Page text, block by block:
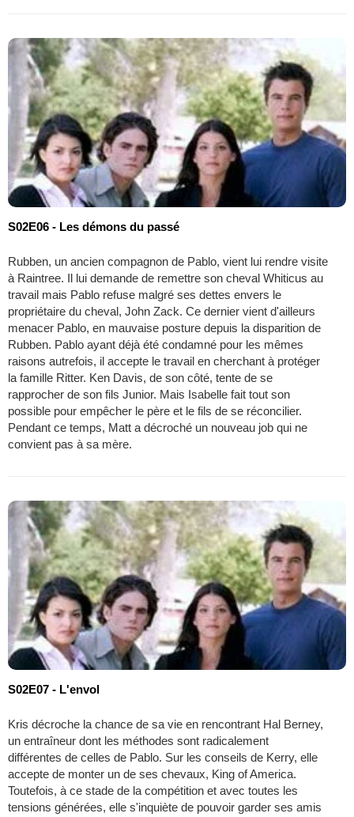
S02E06 - Les démons du passé
Rubben, un ancien compagnon de Pablo, vient lui rendre visite
à Raintree. Il lui demande de remettre son cheval Whiticus au
travail mais Pablo refuse malgré ses dettes envers le
propriétaire du cheval, John Zack. Ce dernier vient d'ailleurs
menacer Pablo, en mauvaise posture depuis la disparition de
Rubben. Pablo ayant déjà été condamné pour les mêmes
raisons autrefois, il accepte le travail en cherchant à protéger
la famille Ritter. Ken Davis, de son côté, tente de se
rapprocher de son fils Junior. Mais Isabelle fait tout son
possible pour empêcher le père et le fils de se réconcilier.
Pendant ce temps, Matt a décroché un nouveau job qui ne
convient pas à sa mère.
S02E07 - L'envol
Kris décroche la chance de sa vie en rencontrant Hal Berney,
un entraîneur dont les méthodes sont radicalement
différentes de celles de Pablo. Sur les conseils de Kerry, elle
accepte de monter un de ses chevaux, King of America.
Toutefois, à ce stade de la compétition et avec toutes les
tensions générées, elle s'inquiète de pouvoir garder ses amis